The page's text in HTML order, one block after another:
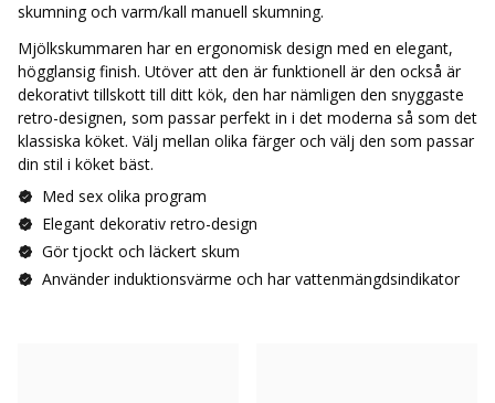
skumning och varm/kall manuell skumning.
Mjölkskummaren har en ergonomisk design med en elegant,
högglansig finish. Utöver att den är funktionell är den också är
dekorativt tillskott till ditt kök, den har nämligen den snyggaste
retro-designen, som passar perfekt in i det moderna så som det
klassiska köket. Välj mellan olika färger och välj den som passar
din stil i köket bäst.
Med sex olika program
Elegant dekorativ retro-design
Gör tjockt och läckert skum
Använder induktionsvärme och har vattenmängdsindikator